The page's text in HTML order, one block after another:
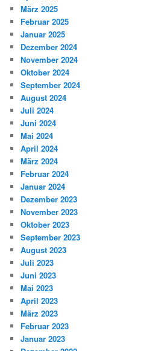
März 2025
Februar 2025
Januar 2025
Dezember 2024
November 2024
Oktober 2024
September 2024
August 2024
Juli 2024
Juni 2024
Mai 2024
April 2024
März 2024
Februar 2024
Januar 2024
Dezember 2023
November 2023
Oktober 2023
September 2023
August 2023
Juli 2023
Juni 2023
Mai 2023
April 2023
März 2023
Februar 2023
Januar 2023